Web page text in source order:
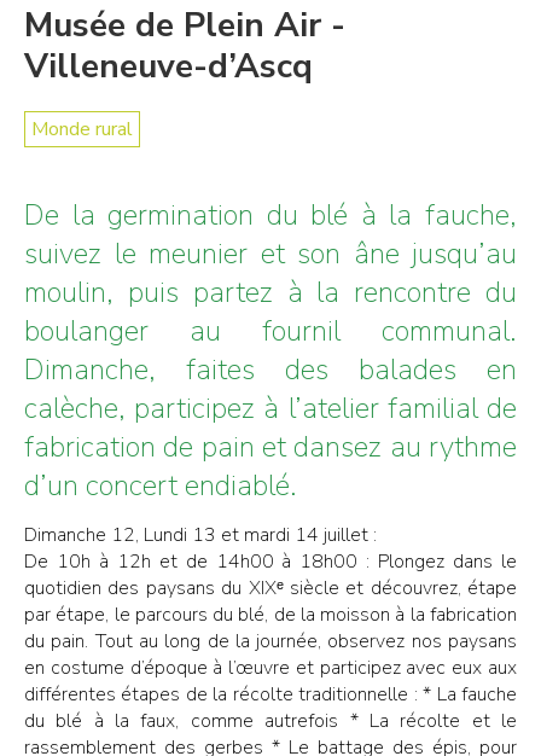
Musée de Plein Air -
Villeneuve-d’Ascq
Monde rural
De la germination du blé à la fauche,
suivez le meunier et son âne jusqu’au
moulin, puis partez à la rencontre du
boulanger au fournil communal.
Dimanche, faites des balades en
calèche, participez à l’atelier familial de
fabrication de pain et dansez au rythme
d’un concert endiablé.
Dimanche 12, Lundi 13 et mardi 14 juillet :
De 10h à 12h et de 14h00 à 18h00 : Plongez dans le
quotidien des paysans du XIXᵉ siècle et découvrez, étape
par étape, le parcours du blé, de la moisson à la fabrication
du pain. Tout au long de la journée, observez nos paysans
en costume d’époque à l’œuvre et participez avec eux aux
différentes étapes de la récolte traditionnelle : * La fauche
du blé à la faux, comme autrefois * La récolte et le
rassemblement des gerbes * Le battage des épis, pour